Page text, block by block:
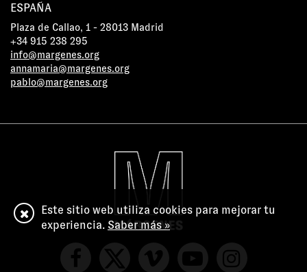
ESPAÑA
Plaza de Callao, 1 - 28013 Madrid
+34 915 238 295
info@margenes.org
annamaria@margenes.org
pablo@margenes.org
Este sitio web utiliza cookies para mejorar tu
experiencia. Saber más »